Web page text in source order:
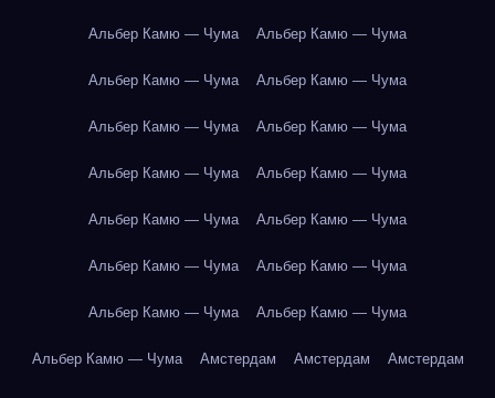
Альбер Камю — Чума Альбер Камю — Чума
Альбер Камю — Чума Альбер Камю — Чума
Альбер Камю — Чума Альбер Камю — Чума
Альбер Камю — Чума Альбер Камю — Чума
Альбер Камю — Чума Альбер Камю — Чума
Альбер Камю — Чума Альбер Камю — Чума
Альбер Камю — Чума Альбер Камю — Чума
Альбер Камю — Чума Амстердам Амстердам Амстердам